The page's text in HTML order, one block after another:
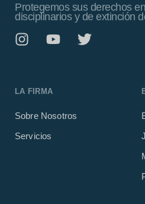
Protegemos sus derechos
disciplinarios y de extinción
LA FIRMA
Sobre Nosotros
Servicios